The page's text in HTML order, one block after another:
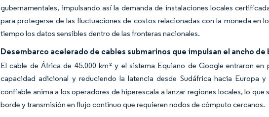
gubernamentales, impulsando así la demanda de instalaciones locales
para protegerse de las fluctuaciones de costos relacionadas con la moneda en
tiempo los datos sensibles dentro de las fronteras nacionales.
Desembarco acelerado de cables submarinos que impulsan el ancho de
El cable de África de 45.000 km² y el sistema Equiano de Google entraron
capacidad adicional y reduciendo la latencia desde Sudáfrica hacia Europa
confiable anima a los operadores de hiperescala a lanzar regiones locales, lo
borde y transmisión en flujo continuo que requieren nodos de cómputo cercanos.